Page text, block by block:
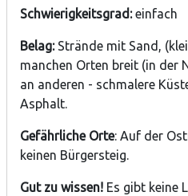
Schwierigkeitsgrad:einfach
Belag: Strände mit Sand,
manchen Orten breit (in der
an anderen - schmalere
Asphalt.
Gefährliche Orte: Auf der
keinen Bürgersteig.
Gut zu wissen! Es gibt keine